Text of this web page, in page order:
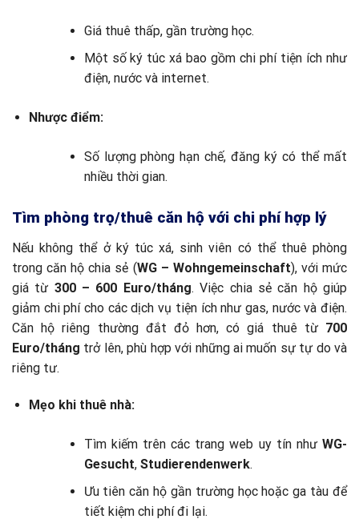
Giá thuê thấp, gần trường học.
Một số ký túc xá bao gồm chi phí tiện ích như
điện, nước và internet.
Nhược điểm:
Số lượng phòng hạn chế, đăng ký có thể mất
nhiều thời gian.
Tìm phòng trọ/thuê căn hộ với chi phí hợp lý
Nếu không thể ở ký túc xá, sinh viên có thể thuê phòng
trong căn hộ chia sẻ (WG – Wohngemeinschaft), với mức
giá từ 300 – 600 Euro/tháng. Việc chia sẻ căn hộ giúp
giảm chi phí cho các dịch vụ tiện ích như gas, nước và điện.
Căn hộ riêng thường đắt đỏ hơn, có giá thuê từ 700
Euro/tháng trở lên, phù hợp với những ai muốn sự tự do và
riêng tư.
Mẹo khi thuê nhà:
Tìm kiếm trên các trang web uy tín như WG-
Gesucht, Studierendenwerk.
Ưu tiên căn hộ gần trường học hoặc ga tàu để
tiết kiệm chi phí đi lại.